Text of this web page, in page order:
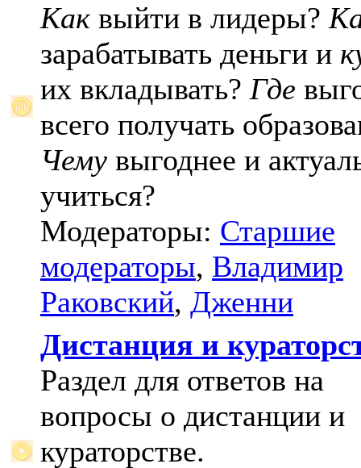
Как выйти в лидеры?
зарабатывать деньги и
их вкладывать? Где
всего получать
Чему выгоднее и
учиться?
Модераторы: Старшие
модераторы, Владимир
Раковский, Дженни
Дистанция и
Раздел для ответов на
вопросы о дистанции и
кураторстве.